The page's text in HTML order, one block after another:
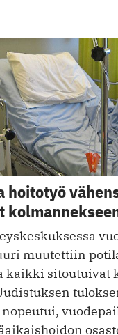
hoitotyö
muutettiin
kaikki sitoutuivat